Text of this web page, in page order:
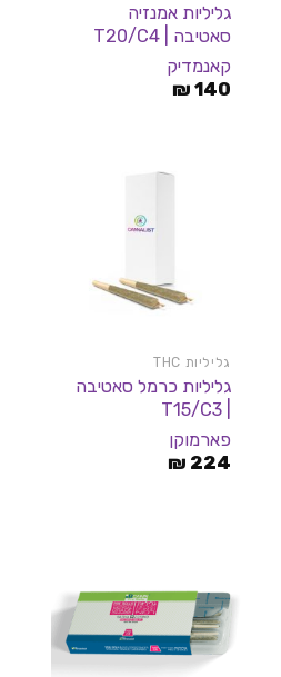
גליליות אמנזיה
סאטיבה | T20/C4
קאנמדיק
140
₪
גליליות THC
גליליות כרמל סאטיבה
| T15/C3
פארמוקן
224
₪